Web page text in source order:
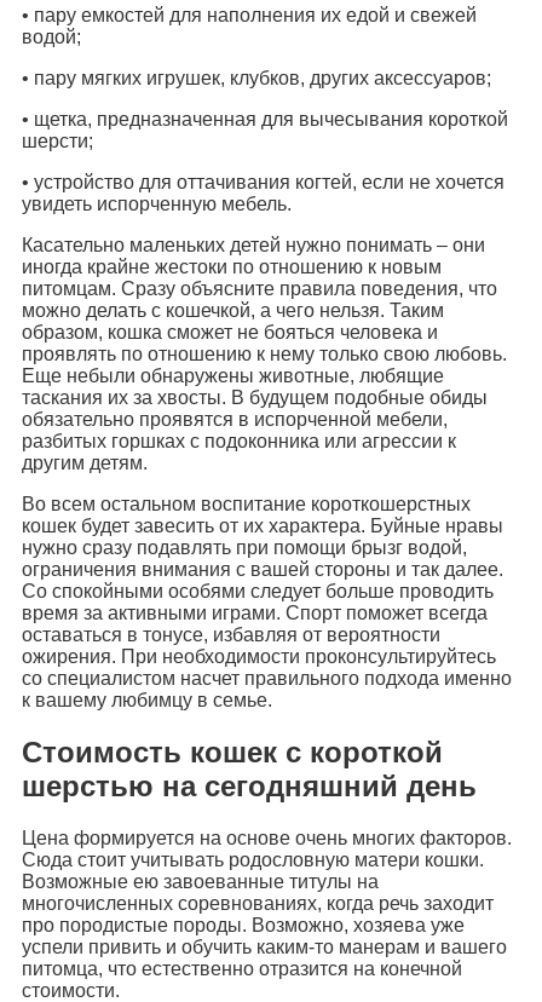
• пару емкостей для наполнения их едой и свежей
водой;
• пару мягких игрушек, клубков, других аксессуаров;
• щетка, предназначенная для вычесывания короткой
шерсти;
• устройство для оттачивания когтей, если не хочется
увидеть испорченную мебель.
Касательно маленьких детей нужно понимать – они
иногда крайне жестоки по отношению к новым
питомцам. Сразу объясните правила поведения, что
можно делать с кошечкой, а чего нельзя. Таким
образом, кошка сможет не бояться человека и
проявлять по отношению к нему только свою любовь.
Еще небыли обнаружены животные, любящие
таскания их за хвосты. В будущем подобные обиды
обязательно проявятся в испорченной мебели,
разбитых горшках с подоконника или агрессии к
другим детям.
Во всем остальном воспитание короткошерстных
кошек будет завесить от их характера. Буйные нравы
нужно сразу подавлять при помощи брызг водой,
ограничения внимания с вашей стороны и так далее.
Со спокойными особями следует больше проводить
время за активными играми. Спорт поможет всегда
оставаться в тонусе, избавляя от вероятности
ожирения. При необходимости проконсультируйтесь
со специалистом насчет правильного подхода именно
к вашему любимцу в семье.
Стоимость кошек с короткой
шерстью на сегодняшний день
Цена формируется на основе очень многих факторов.
Сюда стоит учитывать родословную матери кошки.
Возможные ею завоеванные титулы на
многочисленных соревнованиях, когда речь заходит
про породистые породы. Возможно, хозяева уже
успели привить и обучить каким-то манерам и вашего
питомца, что естественно отразится на конечной
стоимости.